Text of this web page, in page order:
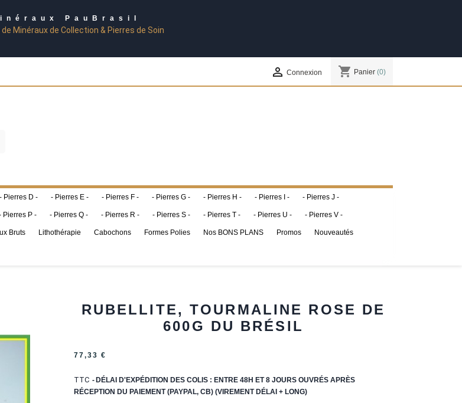
PauBrasil
Minéraux de Collection & Pierres de Soin
 Connexion shopping_cart Panier (0)
- Pierres D - - Pierres E - - Pierres F - - Pierres G - - Pierres H - - Pierres I - - Pierres J -
Pierres P - - Pierres Q - - Pierres R - - Pierres S - - Pierres T - - Pierres U - - Pierres V -
Bruts Lithothérapie Cabochons Formes Polies Nos BONS PLANS Promos Nouveautés
RUBELLITE, TOURMALINE ROSE DE
600G DU BRÉSIL
77,33 €
TTC
DÉLAI D'EXPÉDITION DES COLIS : ENTRE 48H ET 8 JOURS OUVRÉS APRÈS
RÉCEPTION DU PAIEMENT (PAYPAL, CB) (VIREMENT DÉLAI + LONG)